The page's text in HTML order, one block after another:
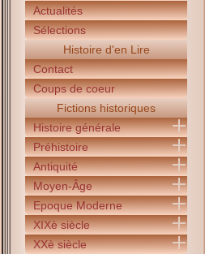
Actualités
Sélections
Histoire d'en Lire
Contact
Coups de coeur
Fictions historiques
Histoire générale
Préhistoire
Antiquité
Moyen-Âge
Epoque Moderne
XIXè siècle
XXè siècle